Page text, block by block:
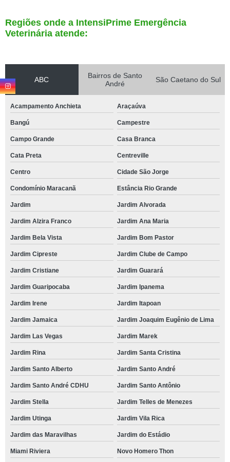
Regiões onde a IntensiPrime Emergência
Veterinária atende:
ABC
Bairros de Santo
André
São Caetano do Sul
Acampamento Anchieta Araçaúva
Bangú Campestre
Campo Grande Casa Branca
Cata Preta Centreville
Centro Cidade São Jorge
Condomínio Maracanã Estância Rio Grande
Jardim Jardim Alvorada
Jardim Alzira Franco Jardim Ana Maria
Jardim Bela Vista Jardim Bom Pastor
Jardim Cipreste Jardim Clube de Campo
Jardim Cristiane Jardim Guarará
Jardim Guaripocaba Jardim Ipanema
Jardim Irene Jardim Itapoan
Jardim Jamaica Jardim Joaquim Eugênio de Lima
Jardim Las Vegas Jardim Marek
Jardim Rina Jardim Santa Cristina
Jardim Santo Alberto Jardim Santo André
Jardim Santo André CDHU Jardim Santo Antônio
Jardim Stella Jardim Telles de Menezes
Jardim Utinga Jardim Vila Rica
Jardim das Maravilhas Jardim do Estádio
Miami Riviera Novo Homero Thon